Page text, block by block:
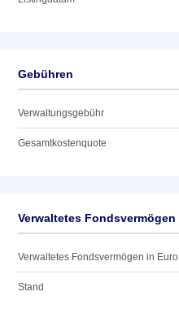
Gebühren
Verwaltungsgebühr
Gesamtkostenquote
Verwaltetes Fondsvermögen
Verwaltetes Fondsvermögen in Euro
Stand